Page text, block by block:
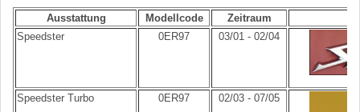
Ausstattung Modellcode
Zeitraum
Speedster
0ER97 03/01 - 02/04
Speedster Turbo 0ER97 02/03 - 07/05